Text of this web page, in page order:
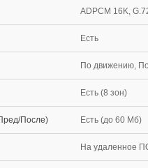
ADPCM 16K,
Есть
По движению,
Есть (8 зон)
После) Есть (до 60 Мб)
На удаленное